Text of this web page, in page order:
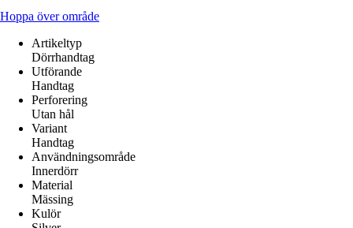
Hoppa över område
Artikeltyp
Dörrhandtag
Utförande
Handtag
Perforering
Utan hål
Variant
Handtag
Användningsområde
Innerdörr
Material
Mässing
Kulör